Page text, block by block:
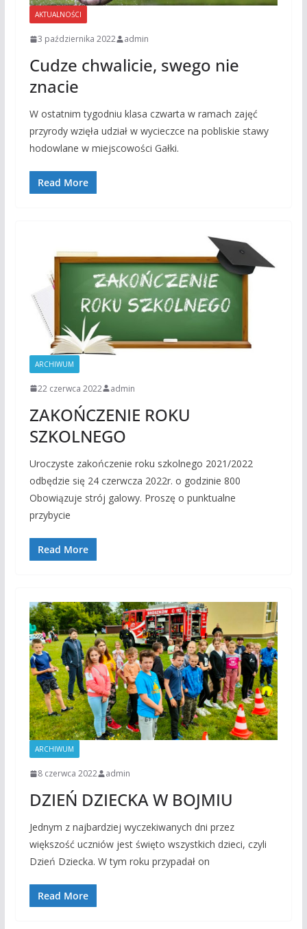
AKTUALNOŚCI
3 października 2022 admin
Cudze chwalicie, swego nie
znacie
W ostatnim tygodniu klasa czwarta w ramach zajęć
przyrody wzięła udział w wycieczce na pobliskie stawy
hodowlane w miejscowości Gałki.
Read More
ARCHIWUM
22 czerwca 2022 admin
ZAKOŃCZENIE ROKU
SZKOLNEGO
Uroczyste zakończenie roku szkolnego 2021/2022
odbędzie się 24 czerwcza 2022r. o godzinie 800
Obowiązuje strój galowy. Proszę o punktualne
przybycie
Read More
ARCHIWUM
8 czerwca 2022 admin
DZIEŃ DZIECKA W BOJMIU
Jednym z najbardziej wyczekiwanych dni przez
większość uczniów jest święto wszystkich dzieci, czyli
Dzień Dziecka. W tym roku przypadał on
Read More